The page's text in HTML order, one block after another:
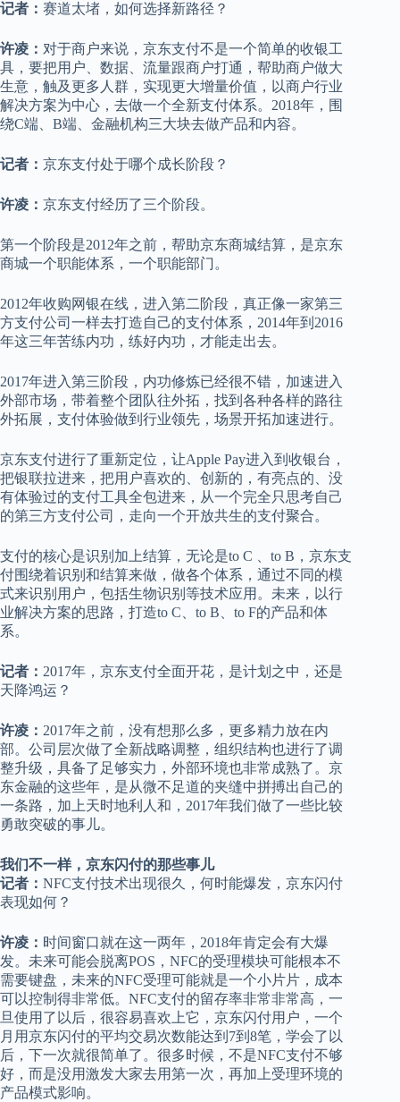
记者： 赛道太堵，如何选择新路径？
许凌： 对于商户来说，京东支付不是一个简单的收银工
具，要把用户、数据、流量跟商户打通，帮助商户做大
生意，触及更多人群，实现更大增量价值，以商户行业
解决方案为中心，去做一个全新支付体系。2018年，围
绕C端、B端、金融机构三大块去做产品和内容。
记者： 京东支付处于哪个成长阶段？
许凌： 京东支付经历了三个阶段。
第一个阶段是2012年之前，帮助京东商城结算，是京东
商城一个职能体系，一个职能部门。
2012年收购网银在线，进入第二阶段，真正像一家第三
方支付公司一样去打造自己的支付体系，2014年到2016
年这三年苦练内功，练好内功，才能走出去。
2017年进入第三阶段，内功修炼已经很不错，加速进入
外部市场，带着整个团队往外拓，找到各种各样的路往
外拓展，支付体验做到行业领先，场景开拓加速进行。
京东支付进行了重新定位，让Apple Pay进入到收银台，
把银联拉进来，把用户喜欢的、创新的，有亮点的、没
有体验过的支付工具全包进来，从一个完全只思考自己
的第三方支付公司，走向一个开放共生的支付聚合。
支付的核心是识别加上结算，无论是to C 、to B，京东支
付围绕着识别和结算来做，做各个体系，通过不同的模
式来识别用户，包括生物识别等技术应用。未来，以行
业解决方案的思路，打造to C、to B、to F的产品和体
系。
记者： 2017年，京东支付全面开花，是计划之中，还是
天降鸿运？
许凌： 2017年之前，没有想那么多，更多精力放在内
部。公司层次做了全新战略调整，组织结构也进行了调
整升级，具备了足够实力，外部环境也非常成熟了。京
东金融的这些年，是从微不足道的夹缝中拼搏出自己的
一条路，加上天时地利人和，2017年我们做了一些比较
勇敢突破的事儿。
我们不一样，京东闪付的那些事儿
记者： NFC支付技术出现很久，何时能爆发，京东闪付
表现如何？
许凌： 时间窗口就在这一两年，2018年肯定会有大爆
发。未来可能会脱离POS，NFC的受理模块可能根本不
需要键盘，未来的NFC受理可能就是一个小片片，成本
可以控制得非常低。NFC支付的留存率非常非常高，一
旦使用了以后，很容易喜欢上它，京东闪付用户，一个
月用京东闪付的平均交易次数能达到7到8笔，学会了以
后，下一次就很简单了。很多时候，不是NFC支付不够
好，而是没用激发大家去用第一次，再加上受理环境的
产品模式影响。